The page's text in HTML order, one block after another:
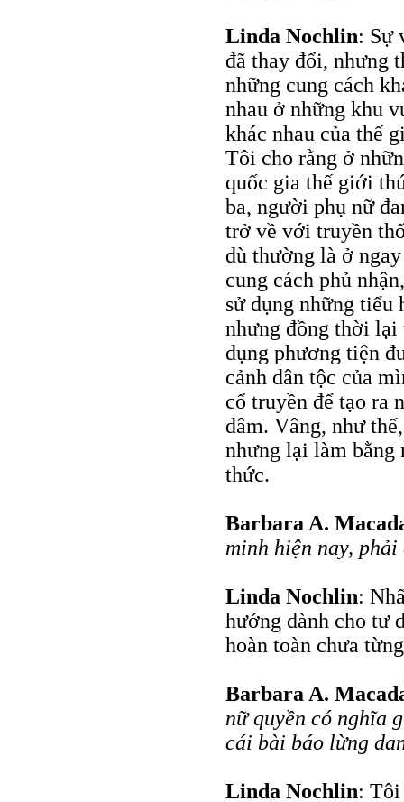
Linda Nochlin: Sự
đã thay đổi, nhưng
những cung cách
nhau ở những khu
khác nhau của thế
Tôi cho rằng ở
quốc gia thế giới
ba, người phụ nữ
trở về với truyền
dù thường là ở
cung cách phủ
sử dụng những tiểu
nhưng đồng thời lại
dụng phương tiện
cảnh dân tộc của
cổ truyền để tạo ra
dâm. Vâng, như
nhưng lại làm bằng
thức.
Barbara A.
minh hiện nay,
Linda Nochlin:
hướng dành cho tư
hoàn toàn chưa
Barbara A.
nữ quyền có nghĩa
cái bài báo lừng
Linda Nochlin: Tôi